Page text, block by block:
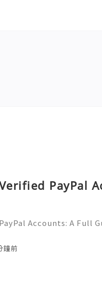
PayPal
Accounts: A Full
freelancers,
鐘前